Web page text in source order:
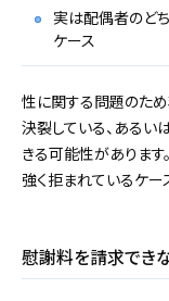
実は配偶者のど
ケース
性に関する問題のた
決裂している、ある
きる可能性がありま
強く拒まれているケー
慰謝料を請求でき